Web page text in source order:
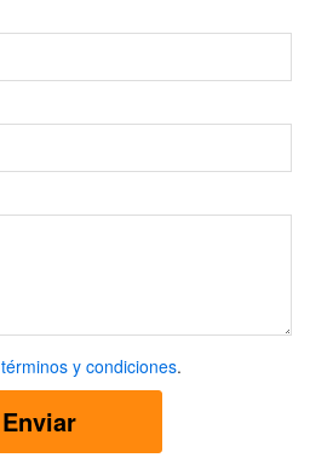
términos y condiciones.
Enviar